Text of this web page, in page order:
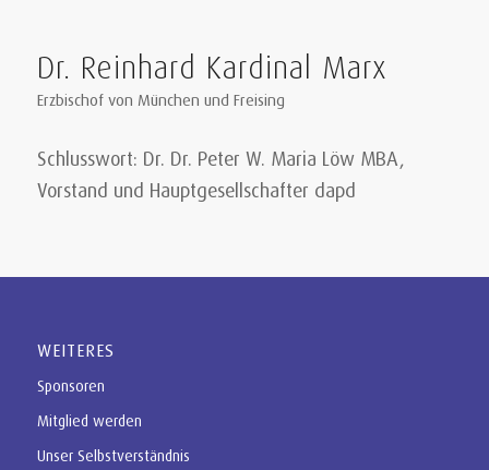
Dr. Reinhard Kardinal Marx
Erzbischof von München und Freising
Schlusswort: Dr. Dr. Peter W. Maria Löw MBA,
Vorstand und Hauptgesellschafter dapd
WEITERES
Sponsoren
Mitglied werden
Unser Selbstverständnis